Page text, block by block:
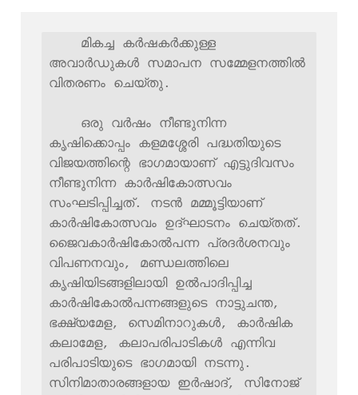
അവാർഡുകൾ സമാപന സമ്മേളനത്തിൽ
വിതരണം ചെയ്തു.
കൃഷിക്കൊപ്പം കളമശ്ശേരി പദ്ധതിയുടെ
വിജയത്തിന്റെ ഭാഗമായാണ് എട്ടുദിവസം
നീണ്ടുനിന്ന കാർഷികോത്സവം
സംഘടിപ്പിച്ചത്. നടൻ മമ്മൂട്ടിയാണ്
കാർഷികോത്സവം ഉദ്ഘാടനം ചെയ്തത്.
ജൈവകാർഷികോൽപന്ന പ്രദർശനവും
വിപണനവും, മണ്ഡലത്തിലെ
കൃഷിയിടങ്ങളിലായി ഉൽപാദിപ്പിച്ച
കാർഷികോൽപന്നങ്ങളുടെ നാട്ടുചന്ത,
ഭക്ഷ്യമേള, സെമിനാറുകൾ, കാർഷിക
കലാമേള, കലാപരിപാടികൾ എന്നിവ
പരിപാടിയുടെ ഭാഗമായി നടന്നു.
സിനിമാതാരങ്ങളായ ഇർഷാദ്, സിനോജ്